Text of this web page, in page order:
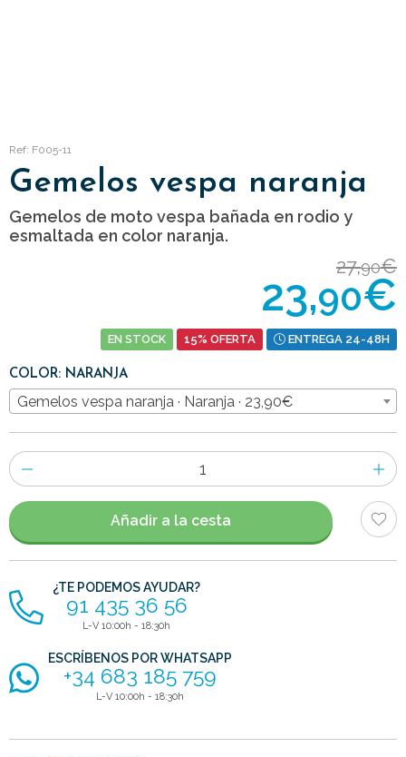
Ref: F005-11
Gemelos vespa naranja
Gemelos de moto vespa bañada en rodio y
esmaltada en color naranja.
27,90€
23,90€
EN STOCK 15% OFERTA ENTREGA 24-48H
COLOR: NARANJA
Gemelos vespa naranja · Naranja · 23,90€
Número
de
artículos
Añadir a la cesta
¿TE PODEMOS AYUDAR?
91 435 36 56
L-V 10:00h - 18:30h
ESCRÍBENOS POR WHATSAPP
+34 683 185 759
L-V 10:00h - 18:30h